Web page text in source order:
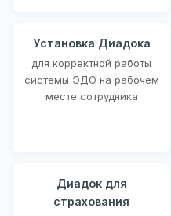
Установка Диадока
для корректной работы
системы ЭДО на рабочем
месте сотрудника
Диадок для
страхования